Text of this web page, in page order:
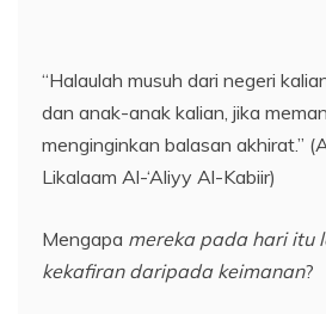
“Halaulah musuh dari negeri
dan anak-anak kalian, jika
menginginkan balasan akhirat.”
Likalaam Al-‘Aliyy Al-Kabiir)
Mengapa mereka pada hari itu
kekafiran daripada keimanan?